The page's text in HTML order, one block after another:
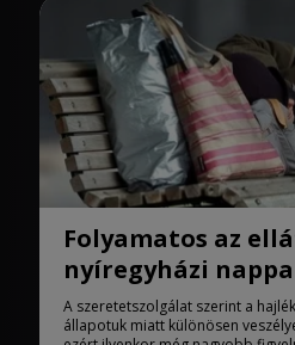
Folyamatos az
nyíregyházi
melegedőben
A szeretetszolgálat szerint a
állapotuk miatt különösen